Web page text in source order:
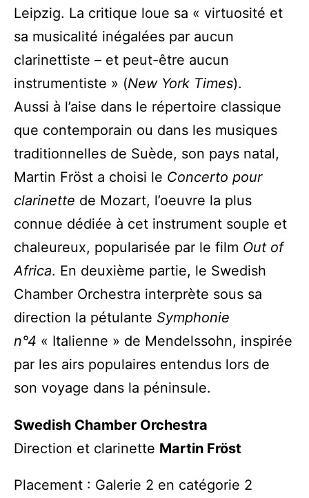
Leipzig. La critique loue sa « virtuosité et
sa musicalité inégalées par aucun
clarinettiste – et peut-être aucun
instrumentiste » (New York Times).
Aussi à l’aise dans le répertoire classique
que contemporain ou dans les musiques
traditionnelles de Suède, son pays natal,
Martin Fröst a choisi le Concerto pour
clarinette de Mozart, l’oeuvre la plus
connue dédiée à cet instrument souple et
chaleureux, popularisée par le film Out of
Africa. En deuxième partie, le Swedish
Chamber Orchestra interprète sous sa
direction la pétulante Symphonie
n°4 « Italienne » de Mendelssohn, inspirée
par les airs populaires entendus lors de
son voyage dans la péninsule.
Swedish Chamber Orchestra
Direction et clarinette Martin Fröst
Placement : Galerie 2 en catégorie 2